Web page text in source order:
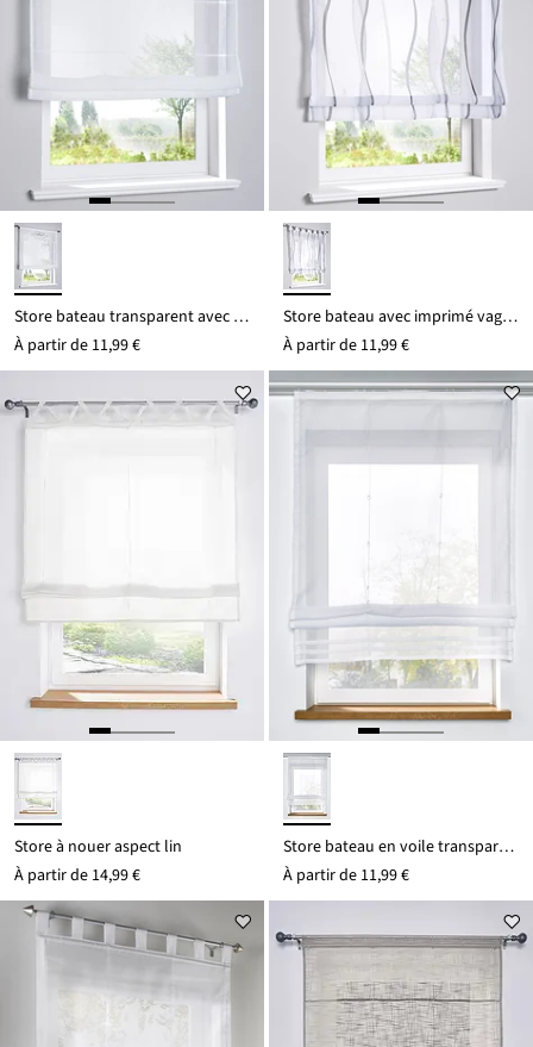
Store bateau transparent avec broderie
À partir de 11,99 €
Store bateau avec imprimé vague
À partir de 11,99 €
Store à nouer aspect lin
À partir de 14,99 €
Store bateau en voile transparent
À partir de 11,99 €